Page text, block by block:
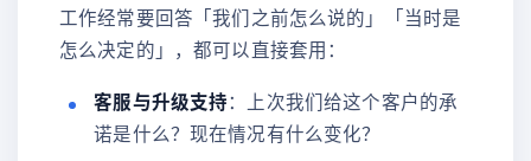
工作经常要回答「我们之前怎么说的」「当时是
怎么决定的」，都可以直接套用：
客服与升级支持：上次我们给这个客户的承
诺是什么？现在情况有什么变化？